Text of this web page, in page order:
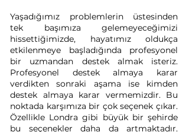
Yaşadığımız problemlerin üstesinden
tek başımıza gelemeyeceğimizi
hissettiğimizde, hayatımız oldukça
etkilenmeye başladığında profesyonel
bir uzmandan destek almak isteriz.
Profesyonel destek almaya karar
verdikten sonraki aşama ise kimden
destek almaya karar vermemizdir. Bu
noktada karşımıza bir çok seçenek çıkar.
Özellikle Londra gibi büyük bir şehirde
bu seçenekler daha da artmaktadır.